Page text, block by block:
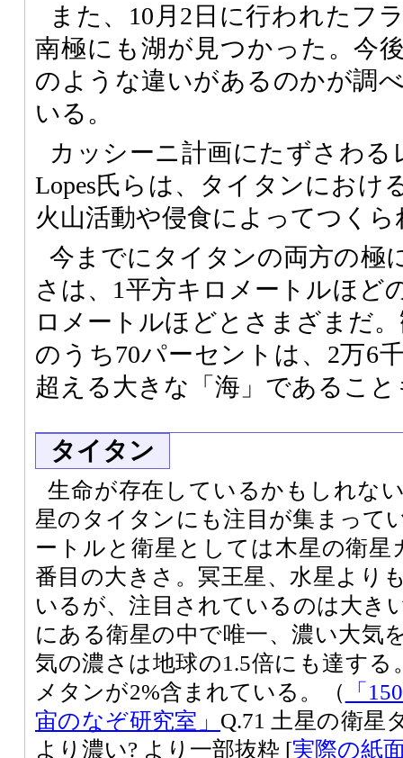
また、10月2日に行われたフ
南極にも湖が見つかった。今
のような違いがあるのかが調
いる。
カッシーニ計画にたずさわる
Lopes氏らは、タイタンにおけ
火山活動や侵食によってつく
今までにタイタンの両方の極
さは、1平方キロメートルほど
ロメートルほどとさまざまだ
のうち70パーセントは、2万6
超える大きな「海」であるこ
タイタン
生命が存在しているかもしれな
星のタイタンにも注目が集まって
ートルと衛星としては木星の衛星
番目の大きさ。冥王星、水星より
いるが、注目されているのは大き
にある衛星の中で唯一、濃い大気
気の濃さは地球の1.5倍にも達する
メタンが2%含まれている。（
「
宙のなぞ研究室」 Q.71 土星の衛星
より濃い? より一部抜粋 [実際の紙